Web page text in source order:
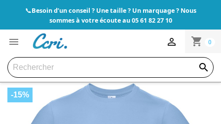
📞Besoin d’un conseil ? Une taille ? Un marquage ? Nous
sommes à votre écoute au 05 61 82 27 10
 shopping_cart 0


-15%